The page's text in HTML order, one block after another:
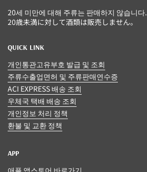
20세 미만에 대해 주류는 판매하지 않습니다.
20歳未満に対して酒類は販売しません。
QUICK LINK
개인통관고유부호 발급 및 조회
주류수출업면허 및 주류판매연수증
ACI EXPRESS 배송 조회
우체국 택배 배송 조회
개인정보 처리 정책
환불 및 교환 정책
APP
애플 앱스토어 바로가기